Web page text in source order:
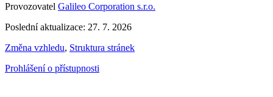
Provozovatel Galileo Corporation s.r.o.
Poslední aktualizace: 27. 7. 2026
Změna vzhledu, Struktura stránek
Prohlášení o přístupnosti